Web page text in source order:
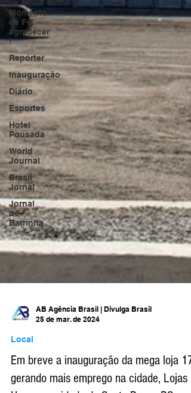
Momento
de Fé,
agradecer
!
Repórter
Inauguração
Diário
Esportes
Hotel
Pousada
World
Journal
Brasil
Jornal
Jornal
de
Barrinha
AB Agência Brasil | Divulga Brasil
25 de mar. de 2024
Local